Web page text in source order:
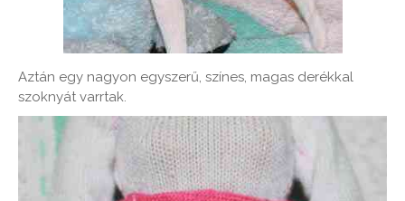
Aztán egy nagyon egyszerű, színes, magas derékkal
szoknyát varrtak.